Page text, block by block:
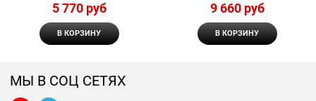
5 770 руб
В КОРЗИНУ
9 660 руб
В КОРЗИНУ
МЫ В СОЦ СЕТЯХ